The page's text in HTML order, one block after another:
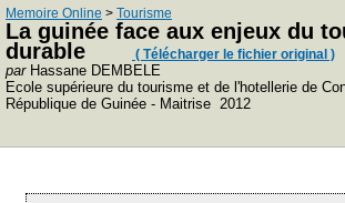
Memoire Online > Tourisme
La guinée face aux enjeux du
durable
( Télécharger le fichier original )
parHassane DEMBELE
Ecole supérieure du tourisme et de l'hotellerie de
République de Guinée - Maitrise 2012